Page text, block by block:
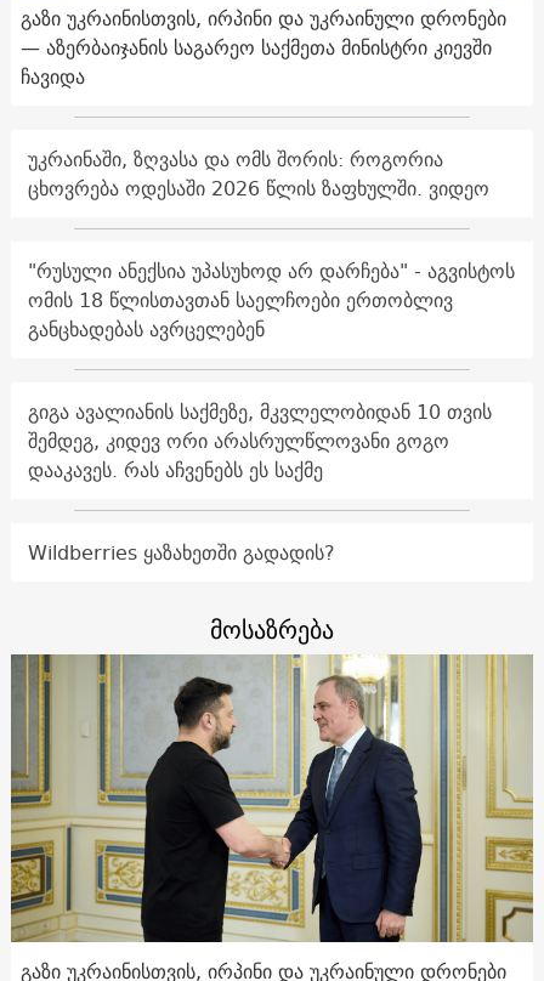
გაზი უკრაინისთვის, ირპინი და უკრაინული დრონები
— აზერბაიჯანის საგარეო საქმეთა მინისტრი კიევში
ჩავიდა
უკრაინაში, ზღვასა და ომს შორის: როგორია
ცხოვრება ოდესაში 2026 წლის ზაფხულში. ვიდეო
"რუსული ანექსია უპასუხოდ არ დარჩება" - აგვისტოს
ომის 18 წლისთავთან საელჩოები ერთობლივ
განცხადებას ავრცელებენ
გიგა ავალიანის საქმეზე, მკვლელობიდან 10 თვის
შემდეგ, კიდევ ორი არასრულწლოვანი გოგო
დააკავეს. რას აჩვენებს ეს საქმე
Wildberries ყაზახეთში გადადის?
მოსაზრება
გაზი უკრაინისთვის, ირპინი და უკრაინული დრონები